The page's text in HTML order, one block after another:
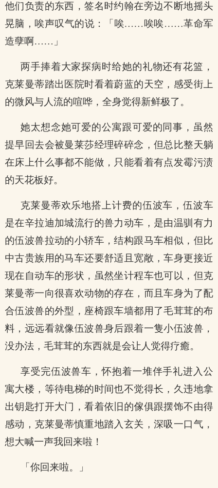
他们负责的东西，签名时约翰在旁边不断地摇头
晃脑，唉声叹气的说：「唉……唉唉……革命军
造孽啊……」
两手捧着大家探病时给她的礼物还有花篮，
克莱曼蒂踏出医院时看着蔚蓝的天空，感受街上
的微风与人流的喧哗，全身觉得新鲜极了。
她太想念她可爱的公寓跟可爱的同事，虽然
提早回去会被曼莱莎经理碎碎念，但总比整天躺
在床上什么事都不能做，只能看着有点发霉污渍
的天花板好。
克莱曼蒂欢乐地搭上计费的伍波车，伍波车
是在辛拉迪加城流行的兽力动车，是由温驯有力
的伍波兽拉动的小轿车，结构跟马车相似，但比
中古贵族用的马车还要舒适且宽敞，车身更接近
现在自动车的形状，虽然坐计程车也可以，但克
莱曼蒂一向很喜欢动物的存在，而且车身为了配
合伍波兽的外型，座椅跟车墙都用了毛茸茸的布
料，远远看就像伍波兽身后跟着一隻小伍波兽，
没办法，毛茸茸的东西就是会让人觉得疗癒。
享受完伍波兽车，怀抱着一堆伴手礼进入公
寓大楼，等待电梯的时间也不觉得长，久违地拿
出钥匙打开大门，看着依旧的傢俱跟摆饰不由得
感动，克莱曼蒂慎重地踏入玄关，深吸一口气，
想大喊一声我回来啦！
「你回来啦。」